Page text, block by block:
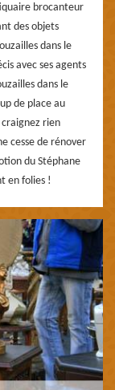
brocanteur
des objets
dans le
avec ses agents
dans le
de place au
craignez rien
cesse de rénover
du Stéphane
en folies !